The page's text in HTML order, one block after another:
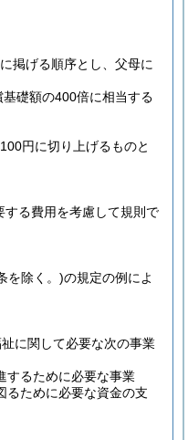
に掲げる順序とし、父母に
礎額の400倍に相当する
円に切り上げるものと
る費用を考慮して規則で
を除く。)の規定の例によ
に関して必要な次の事業
するために必要な事業
るために必要な資金の支